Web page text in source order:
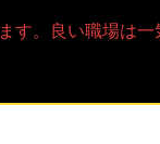
す。良い職場は一